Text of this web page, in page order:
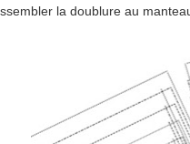
la doublure au